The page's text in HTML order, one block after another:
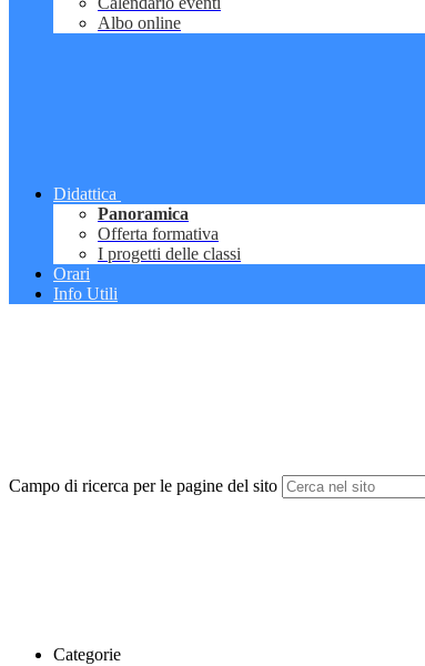
Albo online
Didattica
Panoramica
Offerta formativa
I progetti delle classi
Orari
Info Utili
Campo di ricerca per le pagine del sito
Categorie